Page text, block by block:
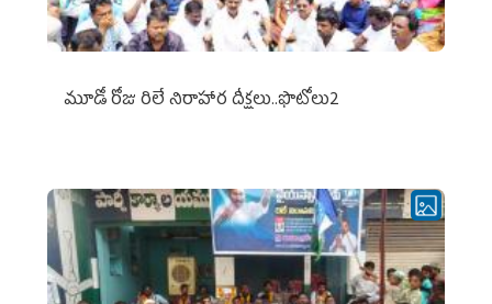
మూడో రోజు రిలే నిరాహార దీక్షలు..ఫొటోలు2